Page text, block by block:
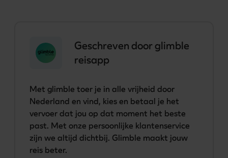
Geschreven doorglimble
reisapp
Met glimble toer je in alle vrijheid door
Nederland en vind, kies en betaal je het
vervoer dat jou op dat moment het beste
past. Met onze persoonlijke klantenservice
zijn we altijd dichtbij. Glimble maakt jouw
reis beter.